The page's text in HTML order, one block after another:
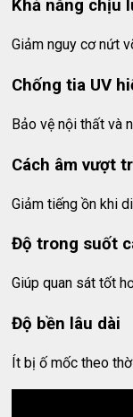
Khả năng chịu
Giảm nguy cơ nứt
Chống tia UV
Bảo vệ nội thất và
Cách âm vượt
Giảm tiếng ồn khi
Độ trong suốt
Giúp quan sát tốt
Độ bền lâu dài
Ít bị ố mốc theo